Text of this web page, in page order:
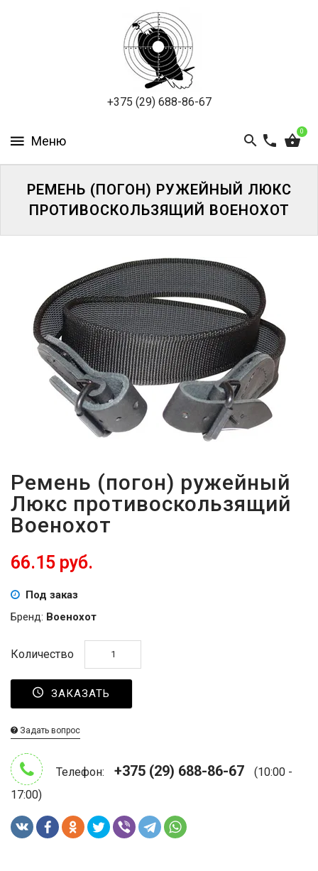
+375 (29) 688-86-67
0
ОПТИКА
ЭКИПИРОВКА
И
ВОЙТИ
ЗАБЫЛИ
ПАРОЛЬ?
РЕМЕНЬ (ПОГОН) РУЖЕЙНЫЙ ЛЮКС
ПРОТИВОСКОЛЬЗЯЩИЙ ВОЕНОХОТ
Ремень (погон) ружейный
Люкс противоскользящий
Военохот
66.15 руб.
Под заказ
Бренд: Военохот
Количество
ЗАКАЗАТЬ
Задать вопрос
Телефон: +375 (29) 688-86-67
(10:00 -
17:00)